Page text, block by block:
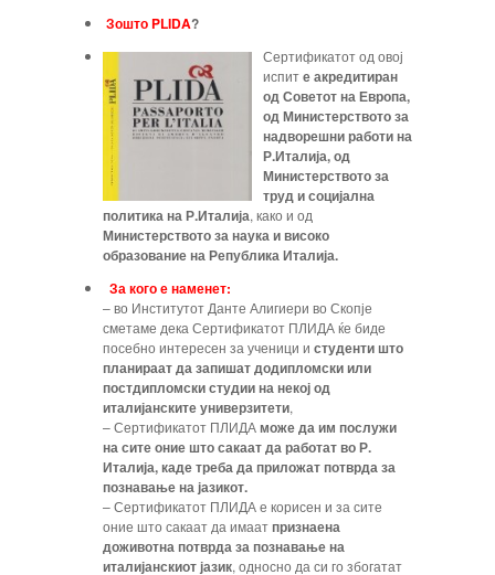
Зошто PLIDA?
Сертификатот од овој
испите акредитиран
од Советот на Европа,
од Министерството за
надворешни работи на
Р.Италија, од
Министерството за
труд и социјална
политика на Р.Италија, како и од
Министерството за наука и високо
образование на Република Италија.
За кого е наменет:
– во Институтот Данте Алигиери во Скопје
сметаме дека Сертификатот ПЛИДА ќе биде
посебно интересен за ученици и студенти што
планираат да запишат додипломски или
постдипломски студии на некој од
италијанските универзитети,
– Сертификатот ПЛИДАможе да им послужи
на сите оние што сакаат да работат во Р.
Италија, каде треба да приложат потврда за
познавање на јазикот.
– Сертификатот ПЛИДА е корисен и за сите
оние што сакаат да имаатпризнаена
доживотна потврда за познавање на
италијанскиот јазик, односно да си го збогатат